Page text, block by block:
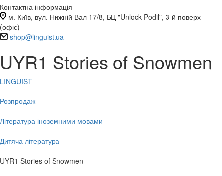
Контактна інформація
м. Київ, вул. Нижній Вал 17/8, БЦ "Unlock Podil", 3-й поверх
(офіс)
shop@linguist.ua
UYR1 Stories of Snowmen
LINGUIST
-
Розпродаж
-
Література іноземними мовами
-
Дитяча література
-
UYR1 Stories of Snowmen
-